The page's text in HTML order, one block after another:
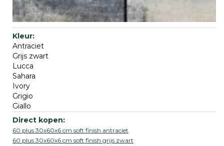
Antraciet
Grijs zwart
Lucca
Sahara
Ivory
Grigio
Giallo
60 plus 30x60x6 cm soft finish antraciet
60 plus 30x60x6 cm soft finish grijs zwart